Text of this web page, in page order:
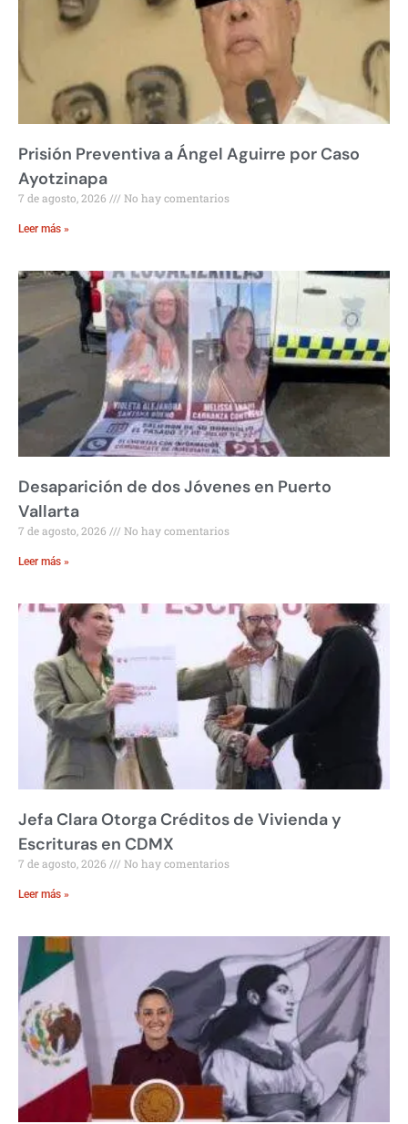
Prisión Preventiva a Ángel Aguirre por Caso
Ayotzinapa
7 de agosto, 2026 No hay comentarios
Leer más »
Desaparición de dos Jóvenes en Puerto
Vallarta
7 de agosto, 2026 No hay comentarios
Leer más »
Jefa Clara Otorga Créditos de Vivienda y
Escrituras en CDMX
7 de agosto, 2026 No hay comentarios
Leer más »